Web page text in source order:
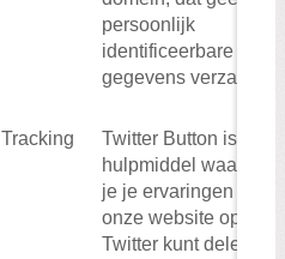
persoonlijk
identificeerbare
gegevens verzamelt
Tracking
Twitter Button is een
hulpmiddel waarmee
je je ervaringen op
onze website op
Twitter kunt delen.